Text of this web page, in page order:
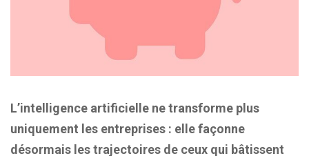
L’intelligence artificielle ne transforme plus
uniquement les entreprises : elle façonne
désormais les trajectoires de ceux qui bâtissent